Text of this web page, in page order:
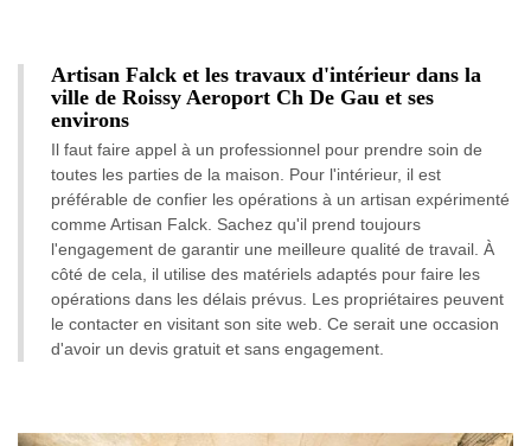
Artisan Falck et les travaux d'intérieur dans la
ville de Roissy Aeroport Ch De Gau et ses
environs
Il faut faire appel à un professionnel pour prendre soin de
toutes les parties de la maison. Pour l'intérieur, il est
préférable de confier les opérations à un artisan expérimenté
comme Artisan Falck. Sachez qu'il prend toujours
l'engagement de garantir une meilleure qualité de travail. À
côté de cela, il utilise des matériels adaptés pour faire les
opérations dans les délais prévus. Les propriétaires peuvent
le contacter en visitant son site web. Ce serait une occasion
d'avoir un devis gratuit et sans engagement.